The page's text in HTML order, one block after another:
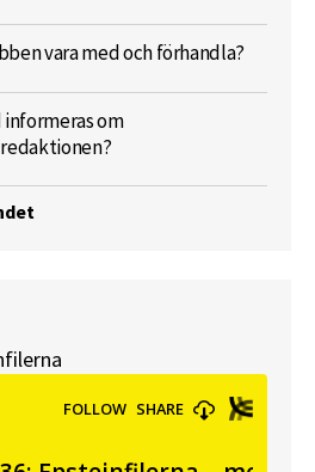
vara med och förhandla?
om